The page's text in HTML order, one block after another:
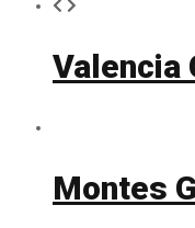
Valencia
Montes